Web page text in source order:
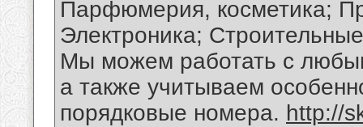
Парфюмерия, косметика;
Электроника;
Мы можем работать с
а также учитываем
порядковые номера. http://